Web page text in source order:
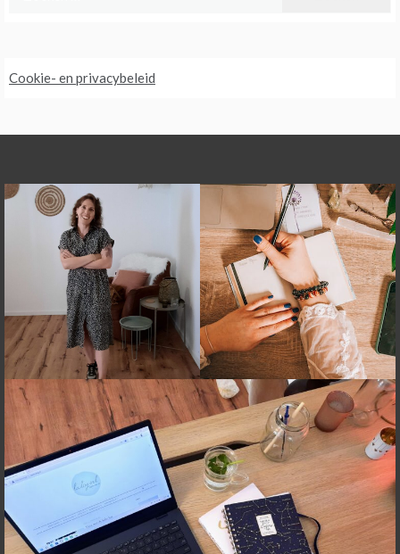
Cookie- en privacybeleid